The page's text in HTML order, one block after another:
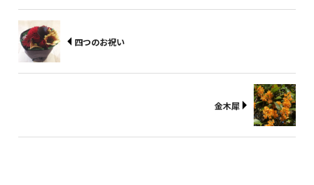
四つのお祝い
金木犀